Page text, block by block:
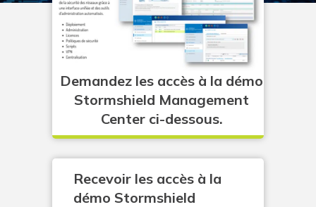
Demandez les accès à la démo
Stormshield Management
Center ci-dessous.
Recevoir les accès à la
démo Stormshield